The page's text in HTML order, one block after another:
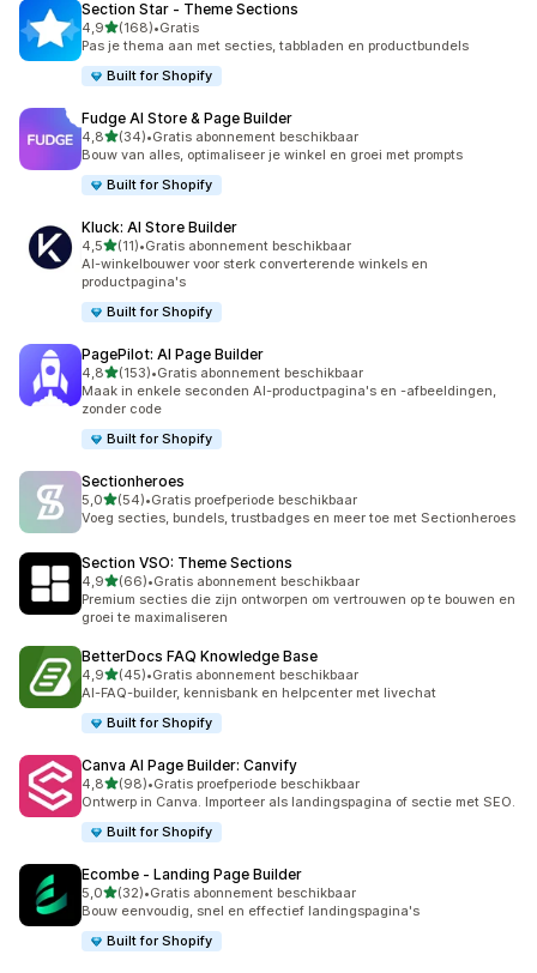
Section Star ‑ Theme Sections
4,9van 5 sterren
(168)
168 recensies in totaal
•Gratis
Pas je thema aan met secties, tabbladen en productbundels
Built for Shopify
Fudge AI Store & Page Builder
4,8van 5 sterren
(34)
34 recensies in totaal
•Gratis abonnement beschikbaar
Bouw van alles, optimaliseer je winkel en groei met prompts
Built for Shopify
Kluck: AI Store Builder
4,5van 5 sterren
(11)
11 recensies in totaal
•Gratis abonnement beschikbaar
AI-winkelbouwer voor sterk converterende winkels en
productpagina's
Built for Shopify
PagePilot: AI Page Builder
4,8van 5 sterren
(153)
153 recensies in totaal
•Gratis abonnement beschikbaar
Maak in enkele seconden AI-productpagina's en -afbeeldingen,
zonder code
Built for Shopify
Sectionheroes
5,0van 5 sterren
(54)
54 recensies in totaal
•Gratis proefperiode beschikbaar
Voeg secties, bundels, trustbadges en meer toe met Sectionheroes
Section VSO: Theme Sections
4,9van 5 sterren
(66)
66 recensies in totaal
•Gratis abonnement beschikbaar
Premium secties die zijn ontworpen om vertrouwen op te bouwen en
groei te maximaliseren
BetterDocs FAQ Knowledge Base
4,9van 5 sterren
(45)
45 recensies in totaal
•Gratis abonnement beschikbaar
AI-FAQ-builder, kennisbank en helpcenter met livechat
Built for Shopify
Canva AI Page Builder: Canvify
4,8van 5 sterren
(98)
98 recensies in totaal
•Gratis proefperiode beschikbaar
Ontwerp in Canva. Importeer als landingspagina of sectie met SEO.
Built for Shopify
Ecombe ‑ Landing Page Builder
5,0van 5 sterren
(32)
32 recensies in totaal
•Gratis abonnement beschikbaar
Bouw eenvoudig, snel en effectief landingspagina's
Built for Shopify